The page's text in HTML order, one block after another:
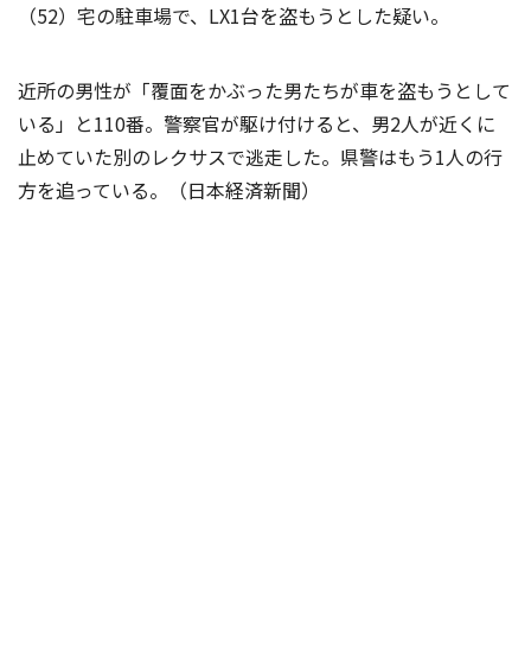
（52）宅の駐車場で、LX1台を盗もうとした疑い。
近所の男性が「覆面をかぶった男たちが車を盗もうとして
いる」と110番。警察官が駆け付けると、男2人が近くに
止めていた別のレクサスで逃走した。県警はもう1人の行
方を追っている。（日本経済新聞）